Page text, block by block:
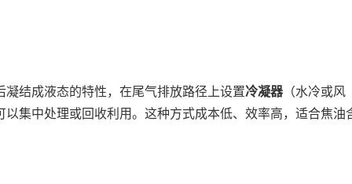
结成液态的特性，在尾气排放路径上设置冷凝器（水冷或风
集中处理或回收利用。这种方式成本低、效率高，适合焦油